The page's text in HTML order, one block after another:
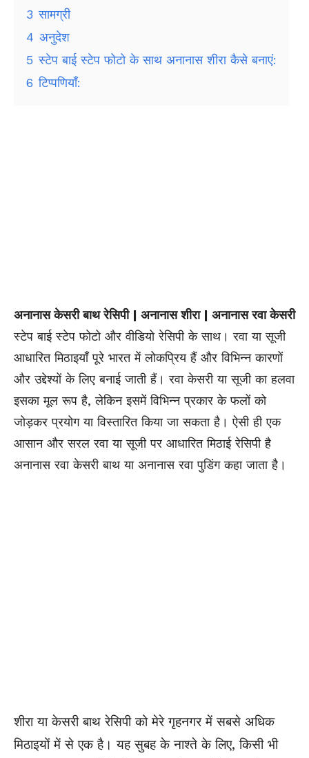
3 सामग्री
4 अनुदेश
5 स्टेप बाई स्टेप फोटो के साथ अनानास शीरा कैसे बनाएं:
6 टिप्पणियाँ:
अनानास केसरी बाथ रेसिपी | अनानास शीरा | अनानास रवा केसरी
स्टेप बाई स्टेप फोटो और वीडियो रेसिपी के साथ। रवा या सूजी
आधारित मिठाइयाँ पूरे भारत में लोकप्रिय हैं और विभिन्न कारणों
और उद्देश्यों के लिए बनाई जाती हैं। रवा केसरी या सूजी का हलवा
इसका मूल रूप है, लेकिन इसमें विभिन्न प्रकार के फलों को
जोड़कर प्रयोग या विस्तारित किया जा सकता है। ऐसी ही एक
आसान और सरल रवा या सूजी पर आधारितमिठाईरेसिपी है
अनानास रवा केसरी बाथ या अनानास रवा पुडिंग कहा जाता है।
शीरा या केसरी बाथ रेसिपी को मेरे गृहनगर में सबसे अधिक
मिठाइयों में से एक है। यह सुबह के नाश्ते के लिए, किसी भी